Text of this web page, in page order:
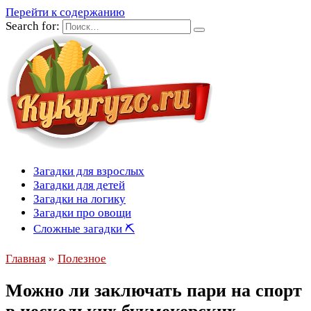
Перейти к содержанию
Search for:
Загадки для взрослых
Загадки для детей
Загадки на логику
Загадки про овощи
Сложные загадки ⛏
Главная » Полезное
Можно ли заключать пари на спорт